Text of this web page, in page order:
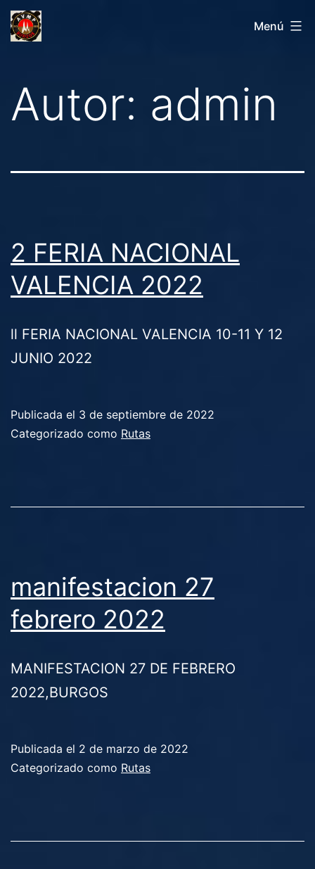
Saltar
AVMPBURGOS Menú
Autor: admin
2 FERIA NACIONAL
VALENCIA 2022
ll FERIA NACIONAL VALENCIA 10-11 Y 12
JUNIO 2022
Publicada el 3 de septiembre de 2022
Categorizado como Rutas
manifestacion 27
febrero 2022
MANIFESTACION 27 DE FEBRERO
2022,BURGOS
Publicada el 2 de marzo de 2022
Categorizado como Rutas